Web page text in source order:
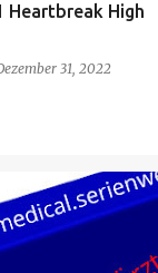
Heartbreak High
31, 2022
MEDICALSERIE